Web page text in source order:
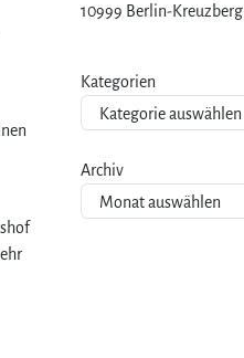
10999 Berlin-Kreuzberg
Kategorien
Archiv